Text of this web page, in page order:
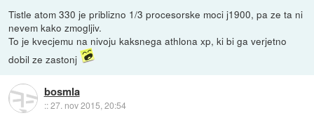
Tistle atom 330 je priblizno 1/3 procesorske moci j1900, pa ze ta ni
nevem kako zmogljiv.
To je kvecjemu na nivoju kaksnega athlona xp, ki bi ga verjetno
dobil ze zastonj
bosmla
::27. nov 2015, 20:54